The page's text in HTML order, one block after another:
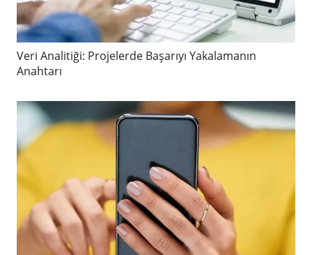
Veri Analitiği: Projelerde Başarıyı Yakalamanın
Anahtarı